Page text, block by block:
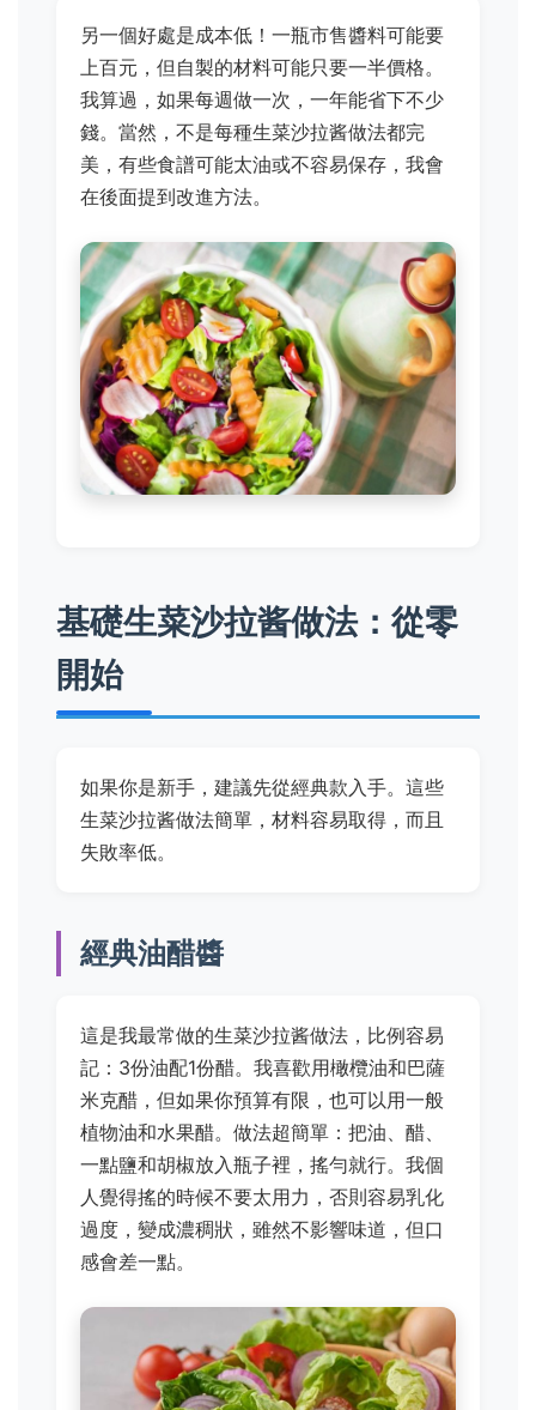
另一個好處是成本低！一瓶市售醬料可能要
上百元，但自製的材料可能只要一半價格。
我算過，如果每週做一次，一年能省下不少
錢。當然，不是每種生菜沙拉酱做法都完
美，有些食譜可能太油或不容易保存，我會
在後面提到改進方法。
基礎生菜沙拉酱做法：從零
開始
如果你是新手，建議先從經典款入手。這些
生菜沙拉酱做法簡單，材料容易取得，而且
失敗率低。
經典油醋醬
這是我最常做的生菜沙拉酱做法，比例容易
記：3份油配1份醋。我喜歡用橄欖油和巴薩
米克醋，但如果你預算有限，也可以用一般
植物油和水果醋。做法超簡單：把油、醋、
一點鹽和胡椒放入瓶子裡，搖勻就行。我個
人覺得搖的時候不要太用力，否則容易乳化
過度，變成濃稠狀，雖然不影響味道，但口
感會差一點。